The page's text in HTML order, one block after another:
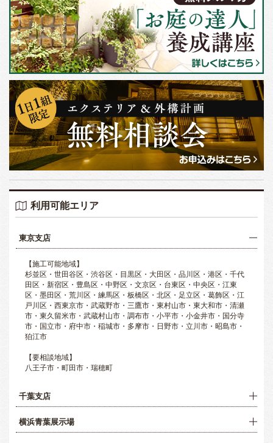
利用可能エリア
東京支店
【施工可能地域】
杉並区・世田谷区・渋谷区・目黒区・大田区・品川区・港区・千代
田区・新宿区・豊島区・中野区・文京区・台東区・中央区・江東
区・墨田区・荒川区・練馬区・板橋区・北区・足立区・葛飾区・江
戸川区・西東京市・武蔵野市・三鷹市・東村山市・東大和市・清瀬
市・東久留米市・武蔵村山市・調布市・小平市・小金井市・国分寺
市・国立市・府中市・稲城市・多摩市・日野市・立川市・昭島市・
狛江市
【要相談地域】
八王子市・町田市・瑞穂町
千葉支店
横浜青葉展示場